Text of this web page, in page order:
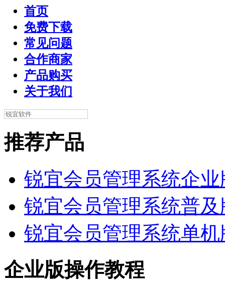
首页
免费下载
常见问题
合作商家
产品购买
关于我们
推荐产品
锐宜会员管理系统企
锐宜会员管理系统普及
锐宜会员管理系统单机
企业版操作教程